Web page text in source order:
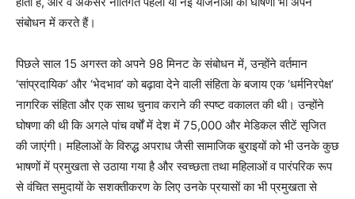
संबोधन में करते हैं।
पिछले साल 15 अगस्त को अपने 98 मिनट के संबोधन में, उन्होंने वर्तमान
‘सांप्रदायिक’ और ‘भेदभाव’ को बढ़ावा देने वाली संहिता के बजाय एक ‘धर्मनिरपेक्ष’
नागरिक संहिता और एक साथ चुनाव कराने की स्पष्ट वकालत की थी। उन्होंने
घोषणा की थी कि अगले पांच वर्षों में देश में 75,000 और मेडिकल सीटें सृजित
की जाएंगी। महिलाओं के विरुद्ध अपराध जैसी सामाजिक बुराइयों को भी उनके कुछ
भाषणों में प्रमुखता से उठाया गया है और स्वच्छता तथा महिलाओं व पारंपरिक रूप
से वंचित समुदायों के सशक्तीकरण के लिए उनके प्रयासों का भी प्रमुखता से